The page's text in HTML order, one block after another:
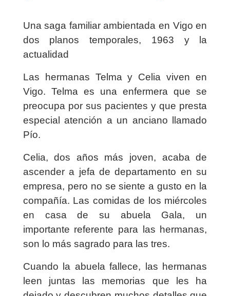
Una saga familiar ambientada en Vigo en
dos planos temporales, 1963 y la
actualidad
Las hermanas Telma y Celia viven en
Vigo. Telma es una enfermera que se
preocupa por sus pacientes y que presta
especial atención a un anciano llamado
Pío.
Celia, dos años más joven, acaba de
ascender a jefa de departamento en su
empresa, pero no se siente a gusto en la
compañía. Las comidas de los miércoles
en casa de su abuela Gala, un
importante referente para las hermanas,
son lo más sagrado para las tres.
Cuando la abuela fallece, las hermanas
leen juntas las memorias que les ha